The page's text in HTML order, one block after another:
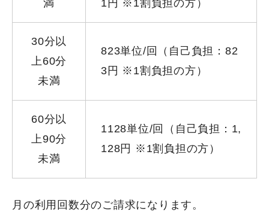
満
1円 ※1割負担の方）
30分以
上60分
未満
823単位/回（自己負担：82
3円 ※1割負担の方）
60分以
上90分
未満
1128単位/回（自己負担：1,
128円 ※1割負担の方）
月の利用回数分のご請求になります。